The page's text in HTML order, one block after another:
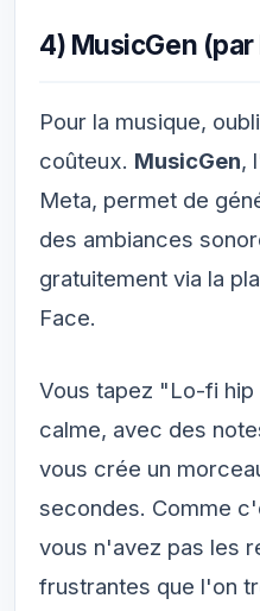
4) MusicGen
Pour la musique,
coûteux. MusicGen,
Meta, permet de
des ambiances
gratuitement via la
Face.
Vous tapez "Lo-fi hip
calme, avec des
vous crée un
secondes. Comme
vous n'avez pas les
frustrantes que l'on